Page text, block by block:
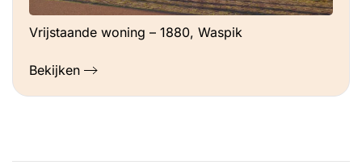
Vrijstaande woning – 1880, Waspik
Bekijken